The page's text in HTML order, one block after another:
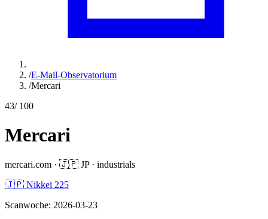
/E-Mail-Observatorium
/Mercari
43/ 100
Mercari
mercari.com · 🇯🇵 JP· industrials
🇯🇵 Nikkei 225
Scanwoche: 2026-03-23